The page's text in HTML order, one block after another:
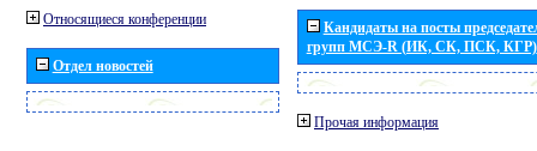
Относящиеся конференции
Отдел новостей
Кандидаты на посты
групп МСЭ-R (ИК, СК, ПСК, КГР)
Прочая информация